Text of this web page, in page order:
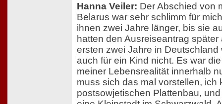
Hanna Veiler: Der Abschied von
Belarus war sehr schlimm für
ihnen zwei Jahre länger, bis sie
hatten den Ausreiseantrag
ersten zwei Jahre in Deutschland
auch für ein Kind nicht. Es war
meiner Lebensrealität innerhalb
muss sich das mal vorstellen, ich
postsowjetischen Plattenbau,